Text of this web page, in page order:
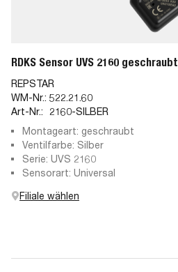
RDKS Sensor UVS 2160 geschraubt
REPSTAR
WM-Nr.: 522.21.60
Art-Nr.:
2160-SILBER
Montageart: geschraubt
Ventilfarbe: Silber
Serie: UVS 2160
Sensorart: Universal
Filiale wählen